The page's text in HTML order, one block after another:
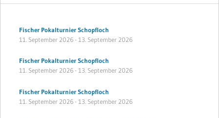
Fischer Pokalturnier Schopfloch
11. September 2026- 13. September 2026
Fischer Pokalturnier Schopfloch
11. September 2026- 13. September 2026
Fischer Pokalturnier Schopfloch
11. September 2026- 13. September 2026